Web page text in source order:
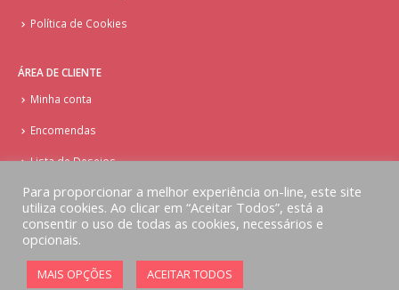
Política de Cookies
ÁREA DE CLIENTE
Minha conta
Encomendas
Lista de Desejos
© Copyright - Doces Tentações - Cake Design
Implementado por AlbergueDigital.com
Para proporcionar a melhor experiência on-line, este site
utiliza cookies. Ao clicar em “Aceitar Todos”, está a
consentir o uso de todas as cookies, necessários e
opcionais.
MAIS OPÇÕES ACEITAR TODOS